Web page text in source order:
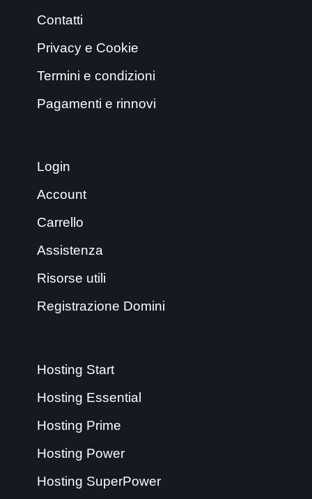
Contatti
Privacy e Cookie
Termini e condizioni
Pagamenti e rinnovi
Login
Account
Carrello
Assistenza
Risorse utili
Registrazione Domini
Hosting Start
Hosting Essential
Hosting Prime
Hosting Power
Hosting SuperPower